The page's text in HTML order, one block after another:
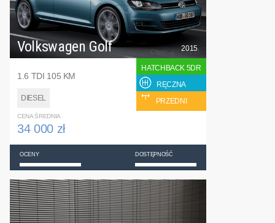
Volkswagen Golf
1.6 TDI 105 KM
DIESEL
2015
HATCHBACK 5DR
RĘCZNA
PRZEDNI
CENA ŚREDNIA
34 000 zł
OCENY DOSTĘPNOŚĆ